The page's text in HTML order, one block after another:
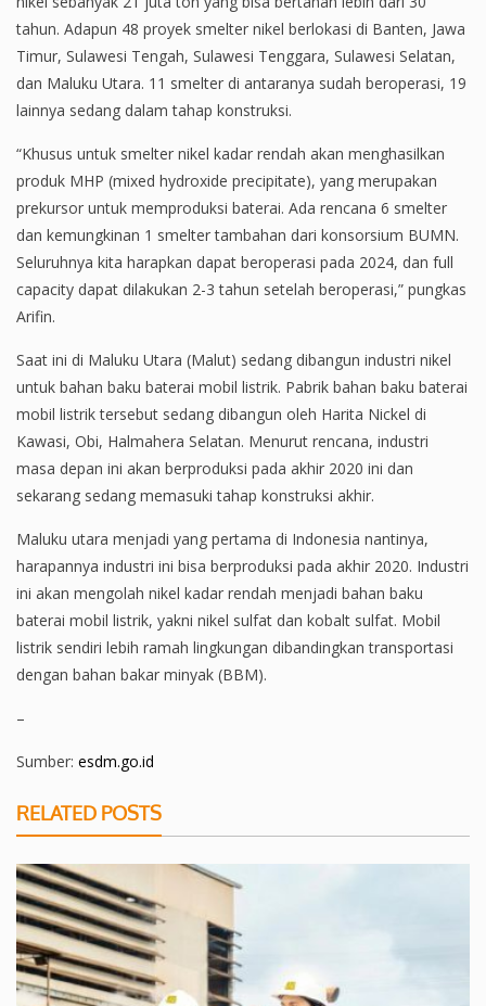
tahun. Adapun 48 proyek smelter nikel berlokasi di Banten, Jawa
Timur, Sulawesi Tengah, Sulawesi Tenggara, Sulawesi Selatan,
dan Maluku Utara. 11 smelter di antaranya sudah beroperasi, 19
lainnya sedang dalam tahap konstruksi.
“Khusus untuk smelter nikel kadar rendah akan menghasilkan
produk MHP (mixed hydroxide precipitate), yang merupakan
prekursor untuk memproduksi baterai. Ada rencana 6 smelter
dan kemungkinan 1 smelter tambahan dari konsorsium BUMN.
Seluruhnya kita harapkan dapat beroperasi pada 2024, dan full
capacity dapat dilakukan 2-3 tahun setelah beroperasi,” pungkas
Arifin.
Saat ini di Maluku Utara (Malut) sedang dibangun industri nikel
untuk bahan baku baterai mobil listrik. Pabrik bahan baku baterai
mobil listrik tersebut sedang dibangun oleh Harita Nickel di
Kawasi, Obi, Halmahera Selatan. Menurut rencana, industri
masa depan ini akan berproduksi pada akhir 2020 ini dan
sekarang sedang memasuki tahap konstruksi akhir.
Maluku utara menjadi yang pertama di Indonesia nantinya,
harapannya industri ini bisa berproduksi pada akhir 2020. Industri
ini akan mengolah nikel kadar rendah menjadi bahan baku
baterai mobil listrik, yakni nikel sulfat dan kobalt sulfat. Mobil
listrik sendiri lebih ramah lingkungan dibandingkan transportasi
dengan bahan bakar minyak (BBM).
–
Sumber: esdm.go.id
RELATED POSTS